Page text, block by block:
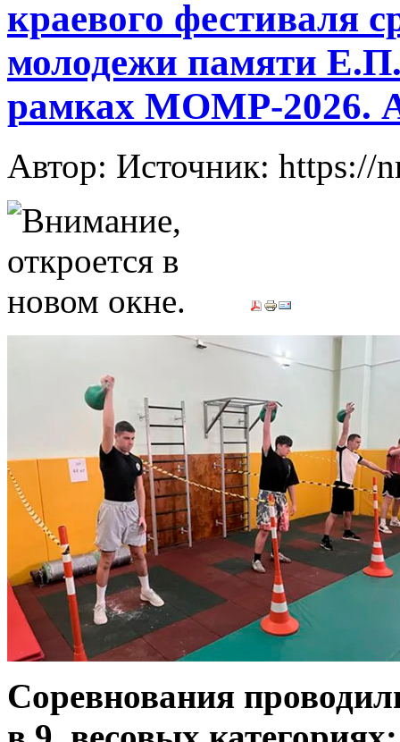
краевого фестиваля
молодежи памяти
рамках МОМР-2026.
Автор: Источник: https://
Соревнования